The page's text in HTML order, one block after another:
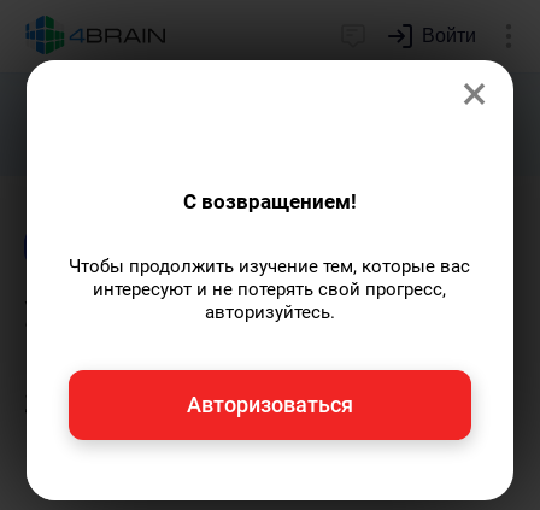
Войти
Подарим индивидуальный план
Упражнения для
эмоционального и
мышечного напряжения
×
С возвращением!
Чтобы продолжить изучение тем, которые вас
интересуют и не потерять свой прогресс,
авторизуйтесь.
Авторизоваться